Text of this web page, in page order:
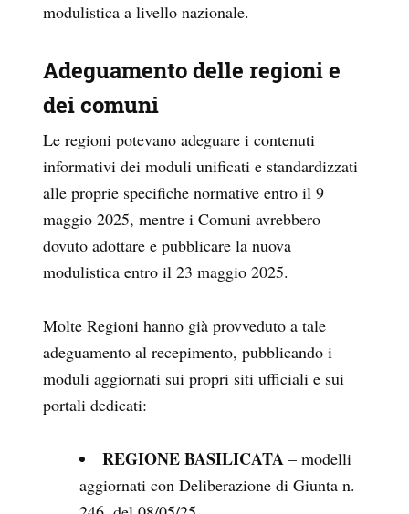
modulistica a livello nazionale.
Adeguamento delle regioni e
dei comuni
Le regioni potevano adeguare i contenuti
informativi dei moduli unificati e standardizzati
alle proprie specifiche normative entro il 9
maggio 2025, mentre i Comuni avrebbero
dovuto adottare e pubblicare la nuova
modulistica entro il 23 maggio 2025.
Molte Regioni hanno già provveduto a tale
adeguamento al recepimento, pubblicando i
moduli aggiornati sui propri siti ufficiali e sui
portali dedicati:
REGIONE BASILICATA – modelli
aggiornati con Deliberazione di Giunta n.